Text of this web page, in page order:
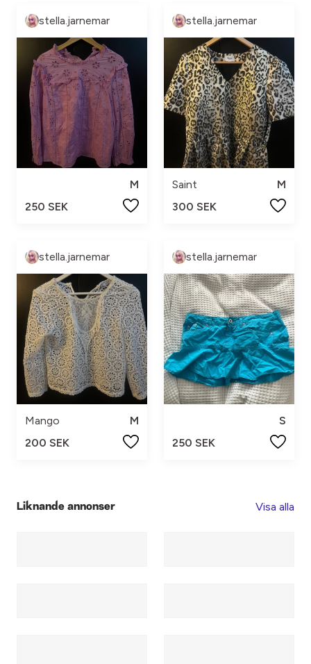
stella.jarnemar
M
250 SEK
stella.jarnemar
Saint
M
300 SEK
stella.jarnemar
Mango
M
200 SEK
stella.jarnemar
S
250 SEK
Liknande annonser Visa alla